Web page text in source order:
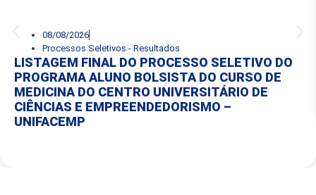
08/08/2026
Processos Seletivos - Resultados
LISTAGEM FINAL DO PROCESSO SELETIVO DO
PROGRAMA ALUNO BOLSISTA DO CURSO DE
MEDICINA DO CENTRO UNIVERSITÁRIO DE
CIÊNCIAS E EMPREENDEDORISMO –
UNIFACEMP